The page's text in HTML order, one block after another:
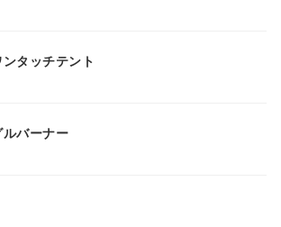
ンタッチテント
ルバーナー